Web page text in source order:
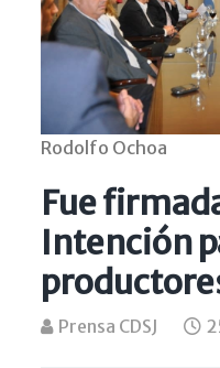
Rodolfo Ochoa
Fue
Intención
Prensa CDSJ